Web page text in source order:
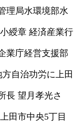
理局水環境部水
綬章 経済産業行
業庁経営支援部
自治功労に上田
長 望月孝光さ
田市中央5丁目